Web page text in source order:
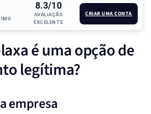
8.3/10
AVALIAÇÃO
EXCELENTE
CRIAR UMA CONTA
é uma opção de
legítima?
empresa